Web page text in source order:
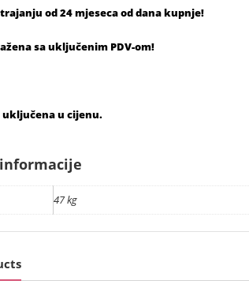
od 24 mjeseca od dana kupnje!
sa uključenim PDV-om!
uključena u cijenu.
47 kg